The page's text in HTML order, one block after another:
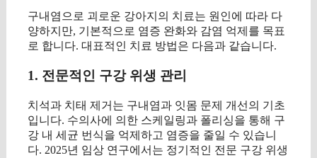
구내염으로 괴로운 강아지의 치료는 원인에 따라 다
양하지만, 기본적으로 염증 완화와 감염 억제를 목표
로 합니다. 대표적인 치료 방법은 다음과 같습니다.
1. 전문적인 구강 위생 관리
치석과 치태 제거는 구내염과 잇몸 문제 개선의 기초
입니다. 수의사에 의한 스케일링과 폴리싱을 통해 구
강 내 세균 번식을 억제하고 염증을 줄일 수 있습니
다. 2025년 임상 연구에서는 정기적인 전문 구강 위생